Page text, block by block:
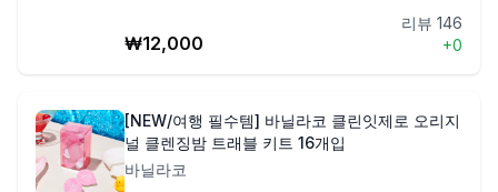
₩12,000
리뷰 146
+0
[NEW/여행 필수템] 바닐라코 클린잇제로 오리지
널 클렌징밤 트래블 키트 16개입
바닐라코